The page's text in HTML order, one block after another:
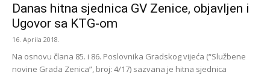
Danas hitna sjednica GV Zenice, objavljen i
Ugovor sa KTG-om
16. Aprila 2018.
Na osnovu člana 85. i 86. Poslovnika Gradskog vijeća (“Službene
novine Grada Zenica”, broj: 4/17) sazvana je hitna sjednica